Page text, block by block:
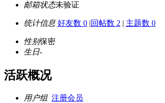
邮箱状态未验证
统计信息 好友数 0 |回帖数 2 | 主题数 0
性别保密
生日-
活跃概况
用户组 注册会员